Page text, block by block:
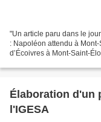
"Un article paru dans le
: Napoléon attendu à
d’Écoivres à Mont-Saint-
Élaboration d'un
l'IGESA